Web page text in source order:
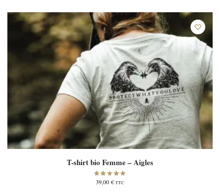
T-shirt bio Femme – Aigles
39,00 € TTC